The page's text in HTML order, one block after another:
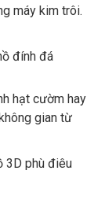
máy kim trôi.
đính đá
hạt cườm hay
gian từ
3D phù điêu